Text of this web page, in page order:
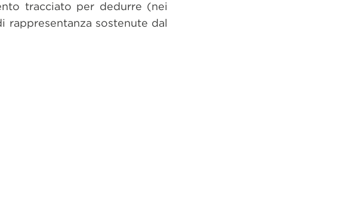
tracciato per dedurre (nei
sostenute dal